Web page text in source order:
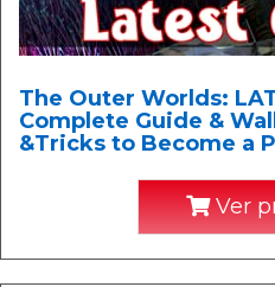
The Outer Worlds:
Complete Guide &
&Tricks to Become a
Ver